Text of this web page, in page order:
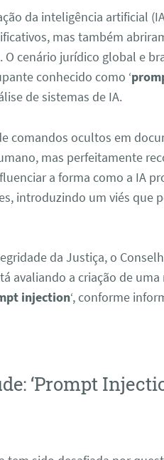
da inteligência artificial
mas também
cenário jurídico global e
conhecido como ‘
de sistemas de IA.
comandos ocultos em
mas perfeitamente
a forma como a IA
introduzindo um viés que
da Justiça, o
avaliando a criação de
injection‘, conforme
‘Prompt